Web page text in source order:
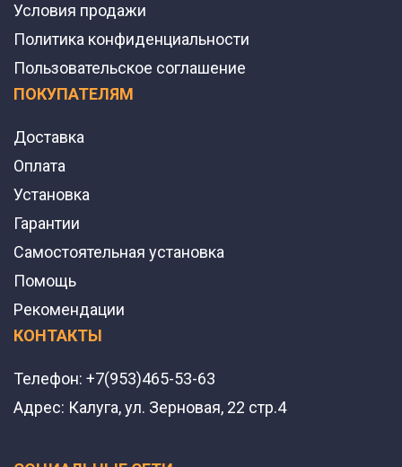
Условия продажи
Политика конфиденциальности
Пользовательское соглашение
ПОКУПАТЕЛЯМ
Доставка
Оплата
Установка
Гарантии
Самостоятельная установка
Помощь
Рекомендации
КОНТАКТЫ
Телефон: +7(953)465-53-63
Адрес: Калуга, ул. Зерновая, 22 стр.4